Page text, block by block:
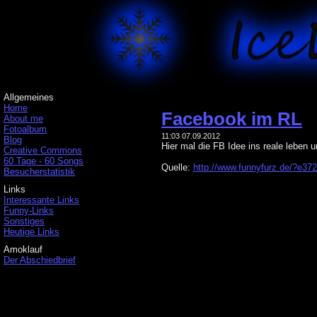
Allgemeines
Home
About me
Fotoalbum
Blog
Creative Commons
60 Tage - 60 Songs
Besucherstatistik
Links
Interessante Links
Funny-Links
Sonstiges
Heutige Links
Amoklauf
Der Abschiedbrief
Facebook im RL
11:03 07.09.2012
Hier mal die FB Idee ins reale leben
Quelle: http://www.funnyfurz.de/